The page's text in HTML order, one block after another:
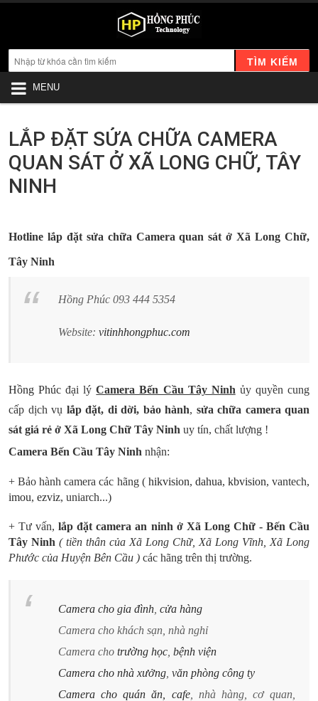
TÌM KIẾM
MENU
LẮP ĐẶT SỬA CHỮA CAMERA
QUAN SÁT Ở XÃ LONG CHỮ, TÂY
NINH
Hotline lắp đặt sửa chữa Camera quan sát ở Xã Long Chữ,
Tây Ninh
Hồng Phúc 093 444 5354
Website: vitinhhongphuc.com
Hồng Phúc đại lýCamera Bến Cầu Tây Ninh ủy quyền cung
cấp dịch vụ lắp đặt, di dời, bảo hành, sửa chữa camera quan
sát giá rẻ ở Xã Long Chữ Tây Ninh uy tín, chất lượng !
Camera Bến Cầu Tây Ninh nhận:
+ Bảo hành camera các hãng ( hikvision, dahua, kbvision, vantech,
imou, ezviz, uniarch...)
+ Tư vấn,lắp đặt camera an ninh ở Xã Long Chữ - Bến Cầu
Tây Ninh ( tiền thân của Xã Long Chữ, Xã Long Vĩnh, Xã Long
Phước của Huyện Bên Cầu ) các hãng trên thị trường.
Camera cho gia đình cửa hàng
Camera cho khách sạn, nhà nghỉ
Camera cho trường học bệnh viện
Camera cho nhà xưởng văn phòng công ty
Camera cho quán ăn, cafe, nhà hàng, cơ quan,